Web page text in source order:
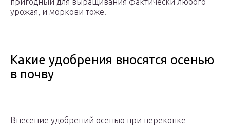
урожая, и моркови тоже.
Какие удобрения вносятся осенью
в почву
Внесение удобрений осенью при перекопке